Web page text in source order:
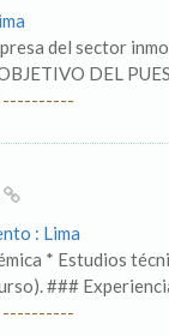
del sector
DEL
----------
: Lima
* Estudios
###
----------